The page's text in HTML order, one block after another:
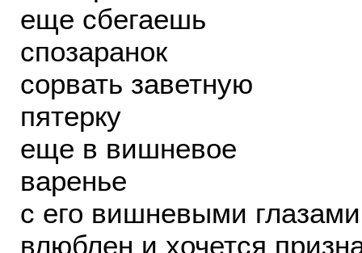
еще сбегаешь
спозаранок
сорвать заветную
пятерку
еще в вишневое
варенье
с его вишневыми глазами
влюблен и хочется